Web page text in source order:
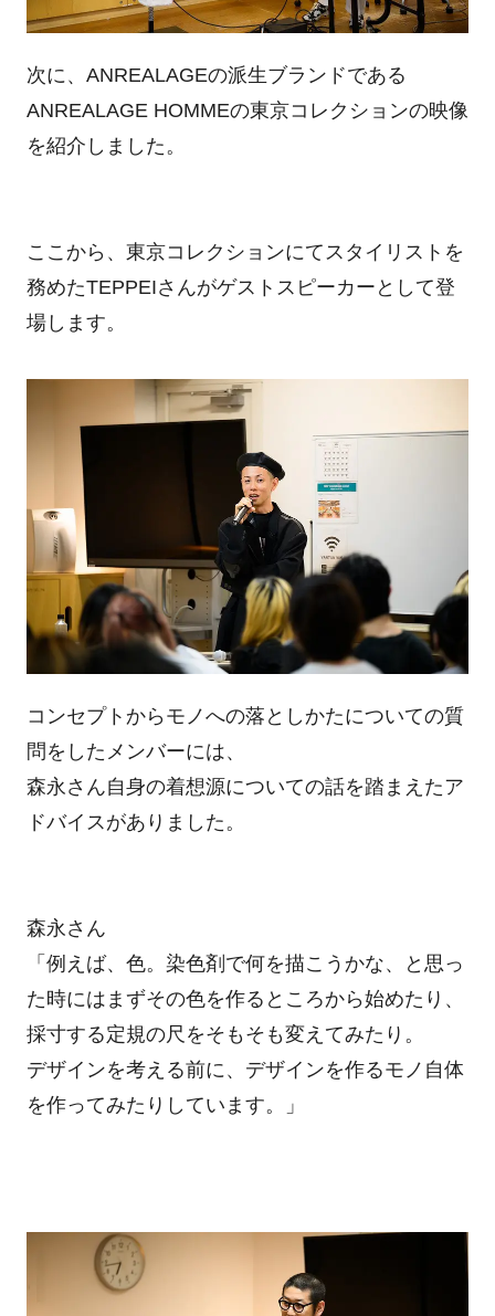
次に、ANREALAGEの派生ブランドである
ANREALAGE HOMMEの東京コレクションの映像
を紹介しました。
ここから、東京コレクションにてスタイリストを
務めたTEPPEIさんがゲストスピーカーとして登
場します。
コンセプトからモノへの落としかたについての質
問をしたメンバーには、
森永さん自身の着想源についての話を踏まえたア
ドバイスがありました。
森永さん
「例えば、色。染色剤で何を描こうかな、と思っ
た時にはまずその色を作るところから始めたり、
採寸する定規の尺をそもそも変えてみたり。
デザインを考える前に、デザインを作るモノ自体
を作ってみたりしています。」